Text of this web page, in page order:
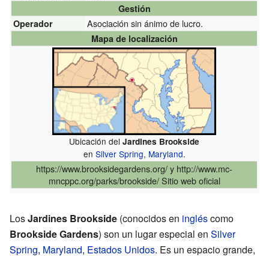
Gestión
Operador
Asociación sin ánimo de lucro.
Mapa de localización
Ubicación delJardines Brookside
en Silver Spring, Maryland.
https://www.brooksidegardens.org/y http://www.mc-
mncppc.org/parks/brookside/Sitio web oficial
LosJardines Brookside (conocidos en ingléscomo
Brookside Gardens) son un lugar especial en Silver
Spring, Maryland, Estados Unidos. Es un espacio grande,